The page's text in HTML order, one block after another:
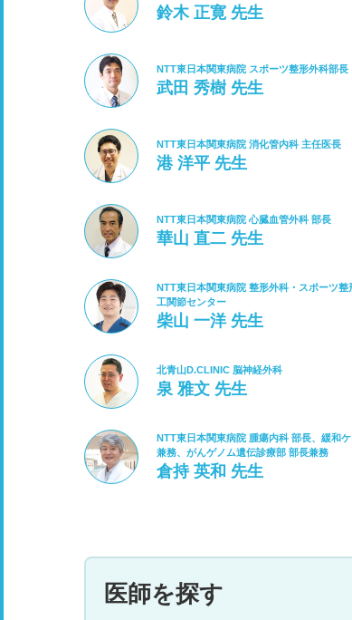
鈴木 正寛 先生
NTT東日本関東病院 スポーツ整形外科部長
武田 秀樹 先生
NTT東日本関東病院 消化管内科 主任医長
港 洋平 先生
NTT東日本関東病院 心臓血管外科 部長
華山 直二 先生
NTT東日本関東病院 整形外科・スポーツ整
工関節センター
柴山 一洋 先生
北青山D.CLINIC 脳神経外科
泉 雅文 先生
NTT東日本関東病院 腫瘍内科 部長、緩和
兼務、がんゲノム遺伝診療部 部長兼務
倉持 英和 先生
医師を探す